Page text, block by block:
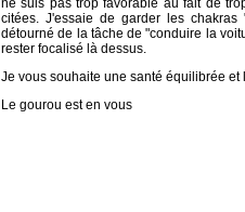
ne suis pas trop favorable au fait de
citées. J'essaie de garder les
détourné de la tâche de "conduire la
rester focalisé là dessus.
Je vous souhaite une santé équilibrée
Le gourou est en vous